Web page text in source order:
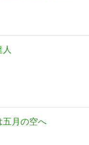
用まで徹底解説
月の空へ